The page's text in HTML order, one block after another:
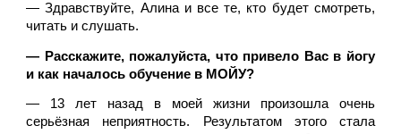
— Здравствуйте, Алина и все те, кто будет смотреть,
читать и слушать.
— Расскажите, пожалуйста, что привело Вас в йогу
и как началось обучение в МОЙУ?
— 13 лет назад в моей жизни произошла очень
серьёзная неприятность. Результатом этого стала